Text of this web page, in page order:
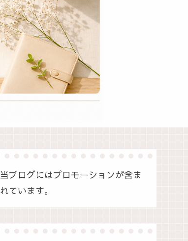
当ブログにはプロモーションが含ま
れています。